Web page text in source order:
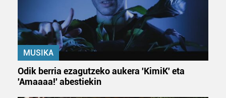
MUSIKA
Odik berria ezagutzeko aukera 'KimiK' eta
'Amaaaa!' abestiekin